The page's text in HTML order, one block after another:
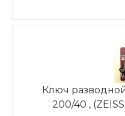
Ключ
200/40 ,